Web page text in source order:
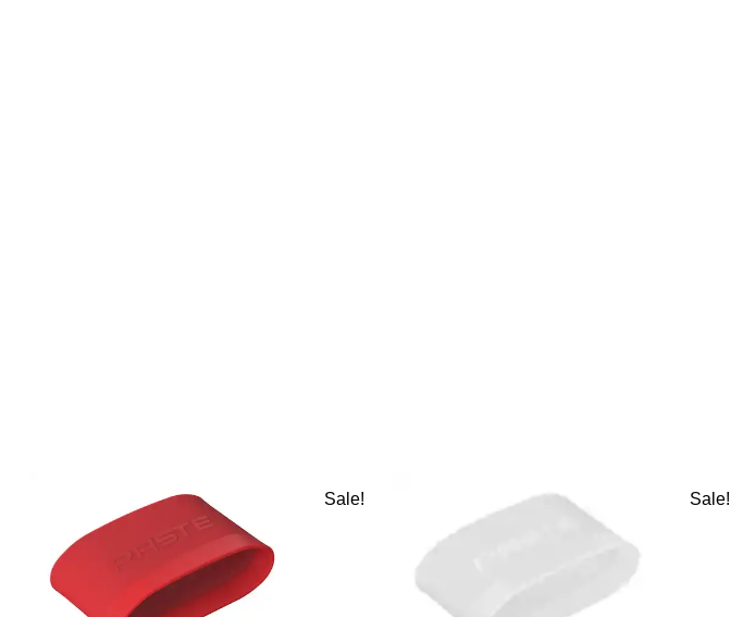
Sale! Sale!